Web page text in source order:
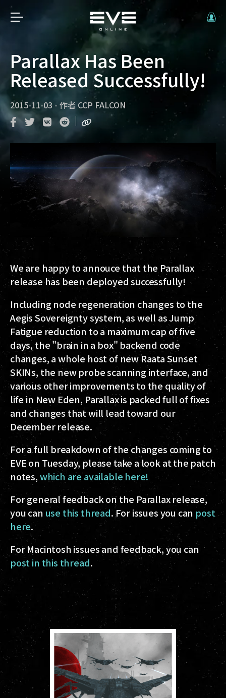
Parallax Has Been
Released Successfully!
2015-11-03 - 作者 CCP FALCON
We are happy to annouce that the Parallax
release has been deployed successfully!
Including node regeneration changes to the
Aegis Sovereignty system, as well as Jump
Fatigue reduction to a maximum cap of five
days, the "brain in a box" backend code
changes, a whole host of new Raata Sunset
SKINs, the new probe scanning interface, and
various other improvements to the quality of
life in New Eden, Parallax is packed full of fixes
and changes that will lead toward our
December release.
For a full breakdown of the changes coming to
EVE on Tuesday, please take a look at the patch
notes,which are available here!
For general feedback on the Parallax release,
you can use this thread. For issues you can post
here.
For Macintosh issues and feedback, you can
post in this thread.